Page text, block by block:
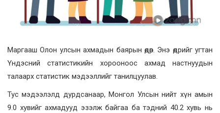
Маргааш Олон улсын ахмадын баярын өдөр. Энэ өдрийг угтан
Үндэсний статистикийн хорооноос ахмад настнуудын
талаарх статистик мэдээллийг танилцуулав.
Тус мэдээлэлд дурдсанаар, Монгол Улсын нийт хүн амын
9.0 хувийг ахмадууд эзэлж байгаа ба тэдний 40.2 хувь нь